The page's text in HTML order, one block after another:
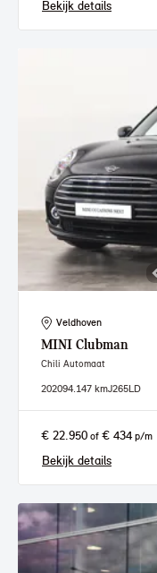
Bekijk details
Veldhoven
MINI Clubman
Chili Automaat
202094.147 kmJ265LD
€ 22.950 of € 434p/m
Bekijk details